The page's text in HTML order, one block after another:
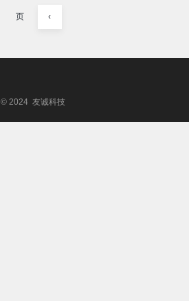
页 ‹
© 2024 友诚科技